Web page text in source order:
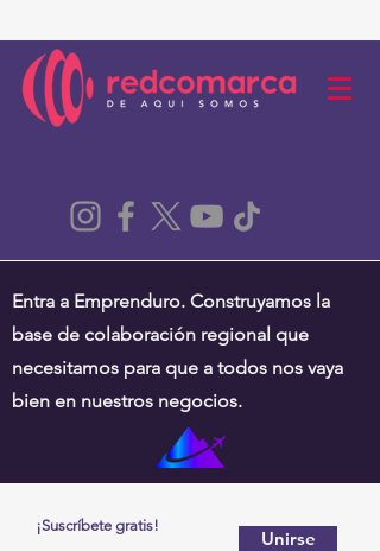
Entra a Emprenduro. Construyamos la
base de colaboración regional que
necesitamos para que a todos nos vaya
bien en nuestros negocios.
¡Suscríbete gratis!
Unirse